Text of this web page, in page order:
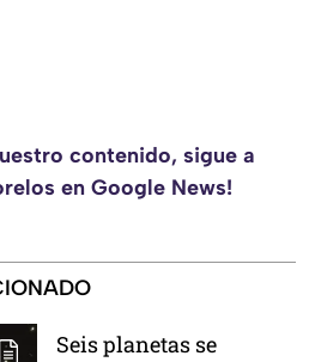
contenido, sigue a
en Google News!
Seis planetas se